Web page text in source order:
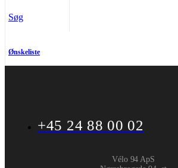
Søg
Ønskeliste
+45 24 88 00 02
Vélo 94 ApS